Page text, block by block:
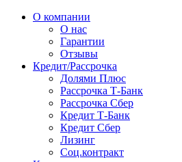
О компании
О нас
Гарантии
Отзывы
Кредит/Рассрочка
Долями Плюс
Рассрочка Т-Банк
Рассрочка Сбер
Кредит Т-Банк
Кредит Сбер
Лизинг
Соц.контракт